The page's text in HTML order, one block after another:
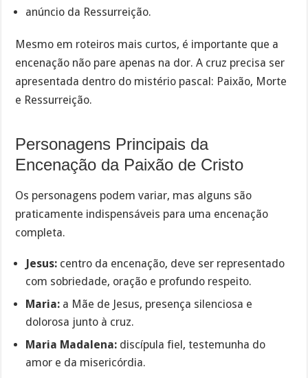
anúncio da Ressurreição.
Mesmo em roteiros mais curtos, é importante que a
encenação não pare apenas na dor. A cruz precisa ser
apresentada dentro do mistério pascal: Paixão, Morte
e Ressurreição.
Personagens Principais da
Encenação da Paixão de Cristo
Os personagens podem variar, mas alguns são
praticamente indispensáveis para uma encenação
completa.
Jesus: centro da encenação, deve ser representado
com sobriedade, oração e profundo respeito.
Maria: a Mãe de Jesus, presença silenciosa e
dolorosa junto à cruz.
Maria Madalena: discípula fiel, testemunha do
amor e da misericórdia.